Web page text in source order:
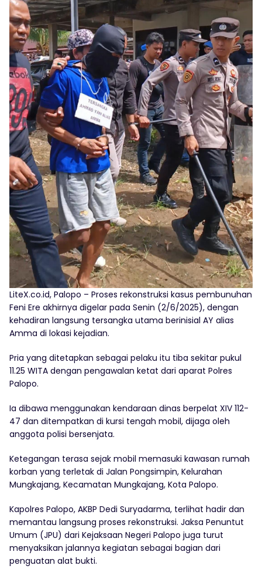
LiteX.co.id, Palopo – Proses rekonstruksi kasus pembunuhan
Feni Ere akhirnya digelar pada Senin (2/6/2025), dengan
kehadiran langsung tersangka utama berinisial AY alias
Amma di lokasi kejadian.
Pria yang ditetapkan sebagai pelaku itu tiba sekitar pukul
11.25 WITA dengan pengawalan ketat dari aparat Polres
Palopo.
Ia dibawa menggunakan kendaraan dinas berpelat XIV 112-
47 dan ditempatkan di kursi tengah mobil, dijaga oleh
anggota polisi bersenjata.
Ketegangan terasa sejak mobil memasuki kawasan rumah
korban yang terletak di Jalan Pongsimpin, Kelurahan
Mungkajang, Kecamatan Mungkajang, Kota Palopo.
Kapolres Palopo, AKBP Dedi Suryadarma, terlihat hadir dan
memantau langsung proses rekonstruksi. Jaksa Penuntut
Umum (JPU) dari Kejaksaan Negeri Palopo juga turut
menyaksikan jalannya kegiatan sebagai bagian dari
penguatan alat bukti.